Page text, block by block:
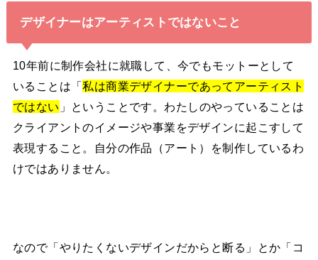
デザイナーはアーティストではないこと
10年前に制作会社に就職して、今でもモットーとして
いることは「私は商業デザイナーであってアーティスト
ではない 」ということです。わたしのやっていることは
クライアントのイメージや事業をデザインに起こすして
表現すること。自分の作品（アート）を制作しているわ
けではありません。
なので「やりたくないデザインだからと断る」とか「コ